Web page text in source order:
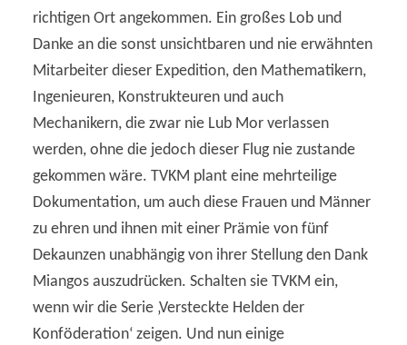
richtigen Ort angekommen. Ein großes Lob und
Danke an die sonst unsichtbaren und nie erwähnten
Mitarbeiter dieser Expedition, den Mathematikern,
Ingenieuren, Konstrukteuren und auch
Mechanikern, die zwar nie Lub Mor verlassen
werden, ohne die jedoch dieser Flug nie zustande
gekommen wäre. TVKM plant eine mehrteilige
Dokumentation, um auch diese Frauen und Männer
zu ehren und ihnen mit einer Prämie von fünf
Dekaunzen unabhängig von ihrer Stellung den Dank
Miangos auszudrücken. Schalten sie TVKM ein,
wenn wir die Serie ‚Versteckte Helden der
Konföderation‘ zeigen. Und nun einige